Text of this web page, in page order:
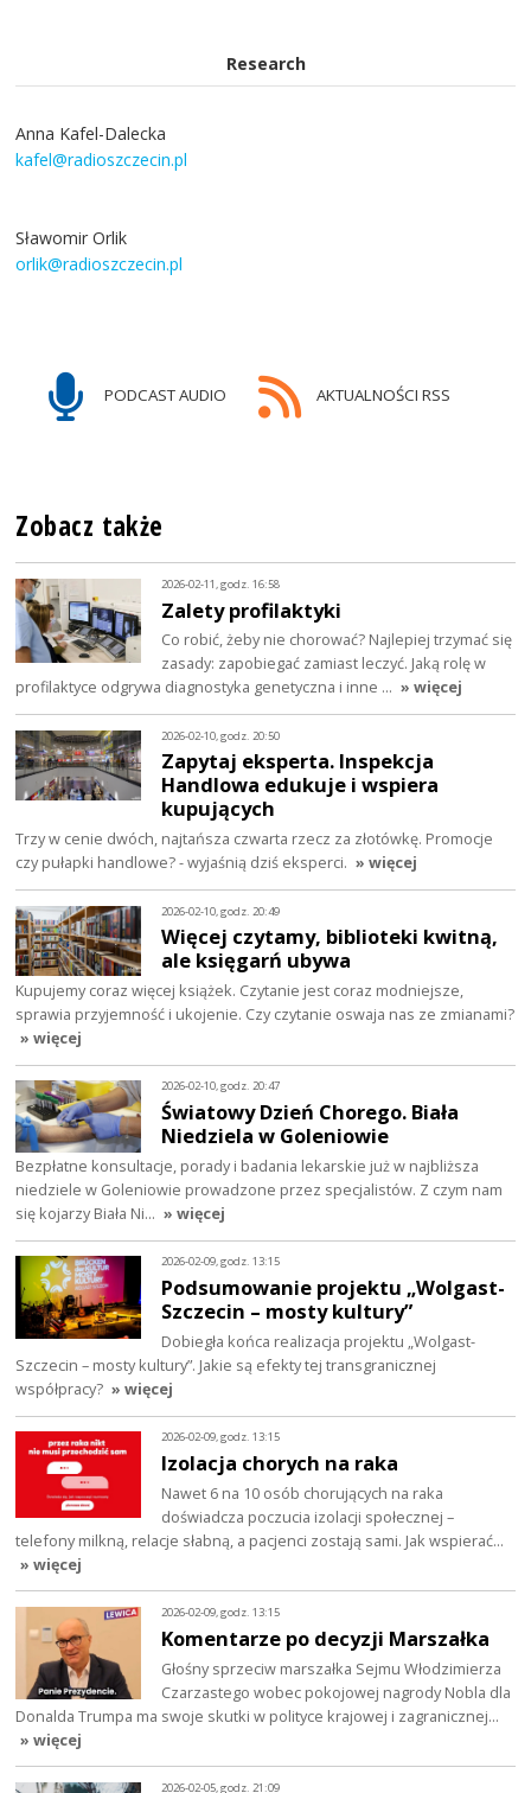
Research
Anna Kafel-Dalecka
kafel@radioszczecin.pl
Sławomir Orlik
orlik@radioszczecin.pl
PODCAST AUDIO AKTUALNOŚCI RSS
Zobacz także
2026-02-11, godz. 16:58
Zalety profilaktyki
Co robić, żeby nie chorować? Najlepiej trzymać się
zasady: zapobiegać zamiast leczyć. Jaką rolę w
profilaktyce odgrywa diagnostyka genetyczna i inne … » więcej
2026-02-10, godz. 20:50
Zapytaj eksperta. Inspekcja
Handlowa edukuje i wspiera
kupujących
Trzy w cenie dwóch, najtańsza czwarta rzecz za złotówkę. Promocje
czy pułapki handlowe? - wyjaśnią dziś eksperci. » więcej
2026-02-10, godz. 20:49
Więcej czytamy, biblioteki kwitną,
ale księgarń ubywa
Kupujemy coraz więcej książek. Czytanie jest coraz modniejsze,
sprawia przyjemność i ukojenie. Czy czytanie oswaja nas ze zmianami?
» więcej
2026-02-10, godz. 20:47
Światowy Dzień Chorego. Biała
Niedziela w Goleniowie
Bezpłatne konsultacje, porady i badania lekarskie już w najbliższa
niedziele w Goleniowie prowadzone przez specjalistów. Z czym nam
się kojarzy Biała Ni… » więcej
2026-02-09, godz. 13:15
Podsumowanie projektu „Wolgast-
Szczecin – mosty kultury”
Dobiegła końca realizacja projektu „Wolgast-
Szczecin – mosty kultury”. Jakie są efekty tej transgranicznej
współpracy? » więcej
2026-02-09, godz. 13:15
Izolacja chorych na raka
Nawet 6 na 10 osób chorujących na raka
doświadcza poczucia izolacji społecznej –
telefony milkną, relacje słabną, a pacjenci zostają sami. Jak wspierać…
» więcej
2026-02-09, godz. 13:15
Komentarze po decyzji Marszałka
Głośny sprzeciw marszałka Sejmu Włodzimierza
Czarzastego wobec pokojowej nagrody Nobla dla
Donalda Trumpa ma swoje skutki w polityce krajowej i zagranicznej…
» więcej
2026-02-05, godz. 21:09